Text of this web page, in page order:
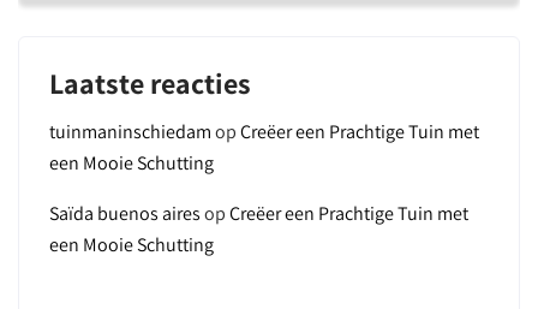
Laatste reacties
tuinmaninschiedamopCreëer een Prachtige Tuin met
een Mooie Schutting
Saïda buenos airesopCreëer een Prachtige Tuin met
een Mooie Schutting